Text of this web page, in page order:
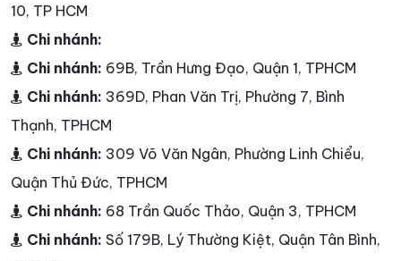
10, TP HCM
Chi nhánh:
Chi nhánh: 69B, Trần Hưng Đạo, Quận 1, TPHCM
Chi nhánh: 369D, Phan Văn Trị, Phường 7, Bình
Thạnh, TPHCM
Chi nhánh: 309 Võ Văn Ngân, Phường Linh Chiểu,
Quận Thủ Đức, TPHCM
Chi nhánh: 68 Trần Quốc Thảo, Quận 3, TPHCM
Chi nhánh: Số 179B, Lý Thường Kiệt, Quận Tân Bình,